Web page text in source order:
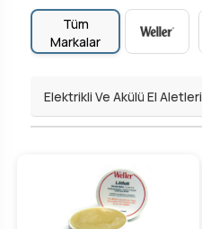
Tüm
Markalar
Elektrikli Ve Akülü El Aletleri